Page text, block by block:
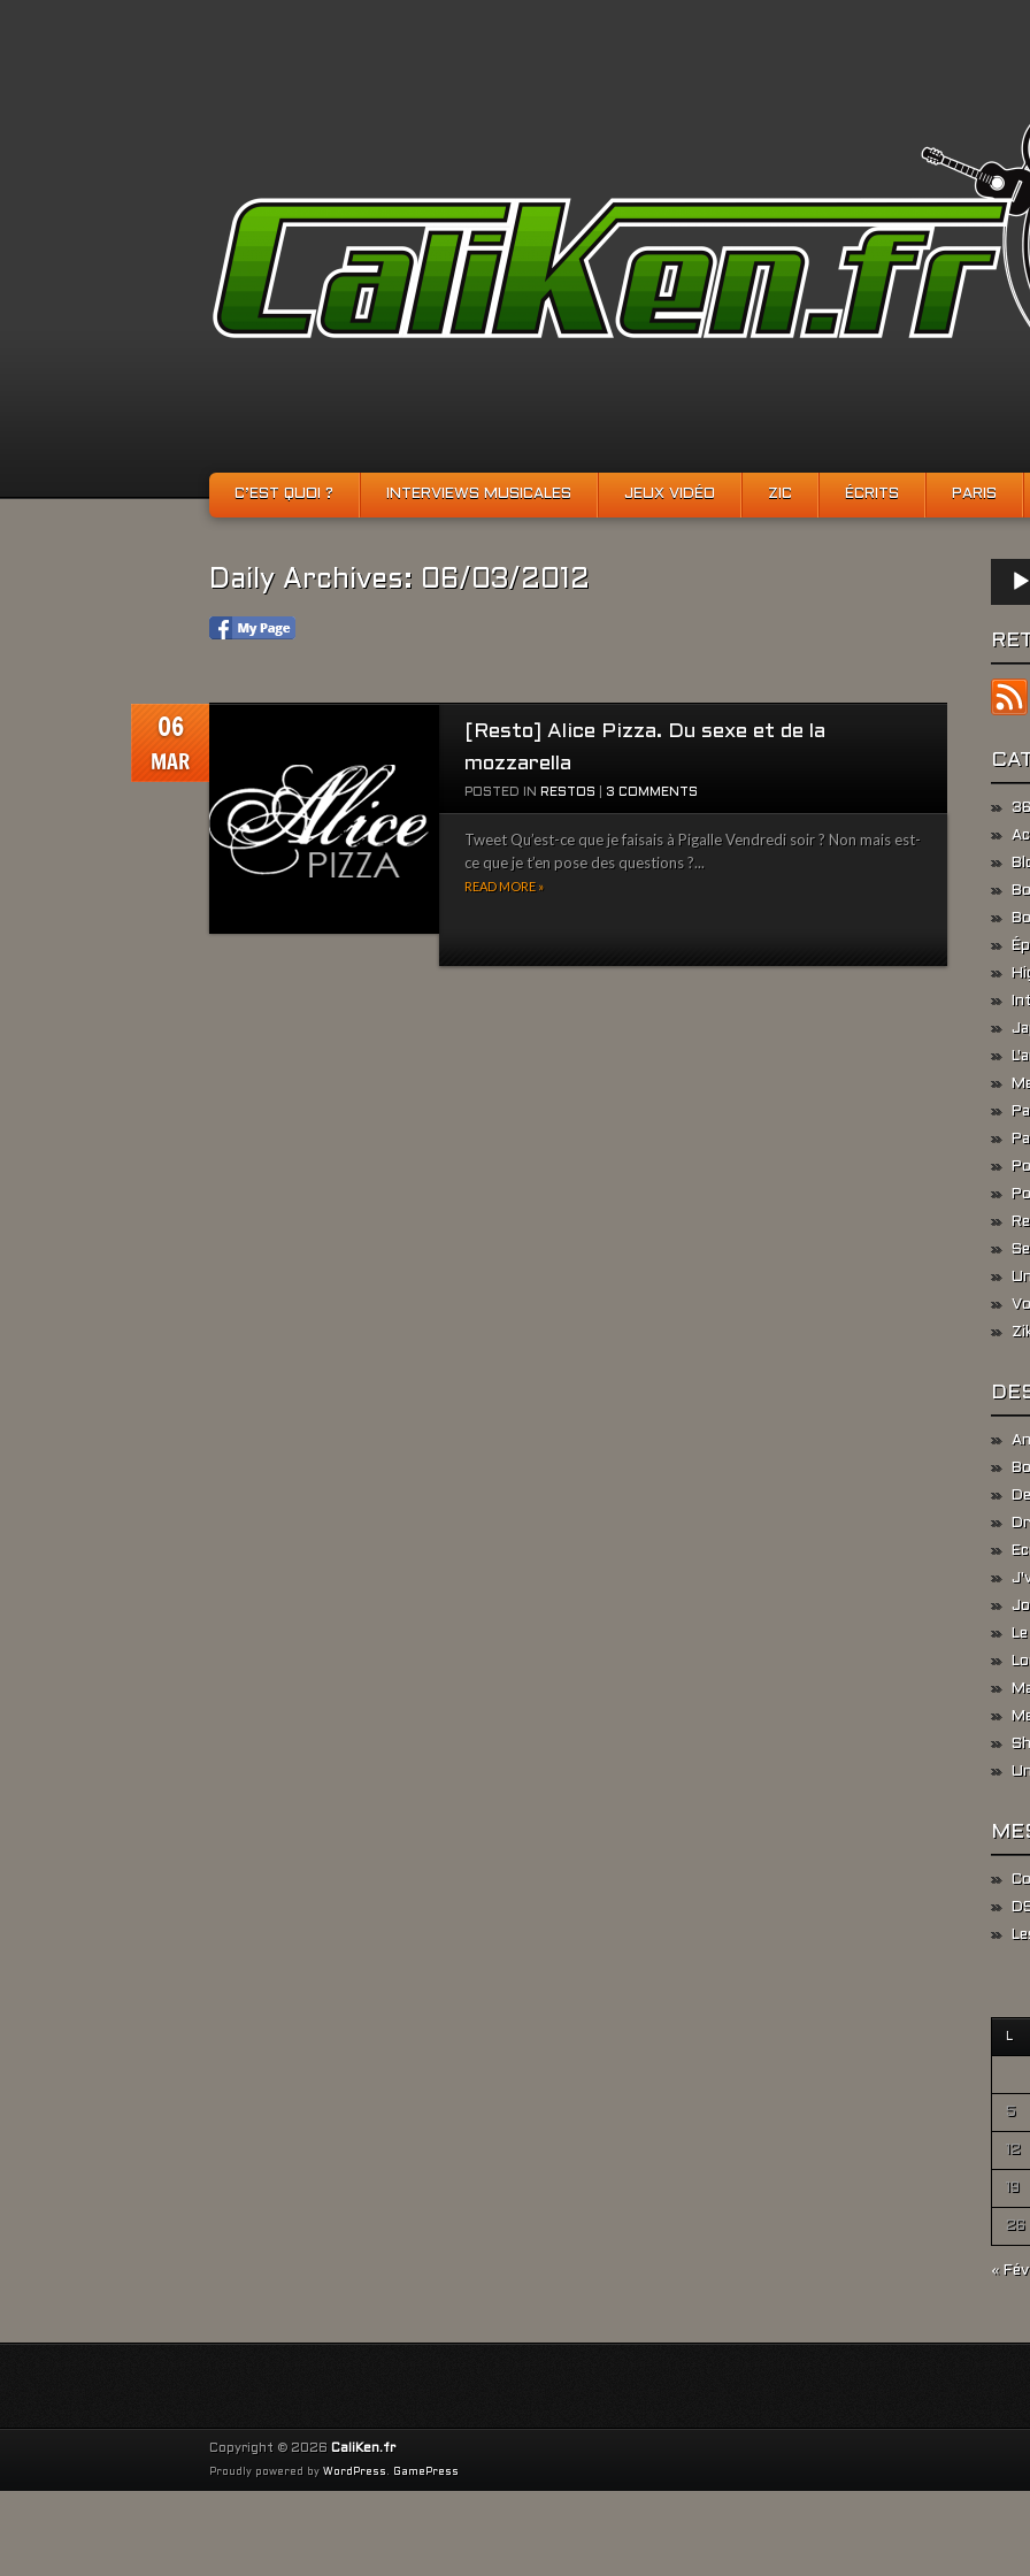
C’EST QUOI ? INTERVIEWS MUSICALES JEUX VIDÉO ZIC ÉCRITS PARIS
Daily Archives: 06/03/2012
06
MAR
[Resto] Alice Pizza. Du sexe et de la
mozzarella
POSTED IN RESTOS 3 COMMENTS
Tweet Qu’est-ce que je faisais à Pigalle Vendredi soir ? Non mais est-
ce que je t’en pose des questions ?...
READ MORE »
audio
L
5
12
19
26
« Fév
Copyright © 2026 CaliKen.fr
Proudly powered by WordPress . GamePress